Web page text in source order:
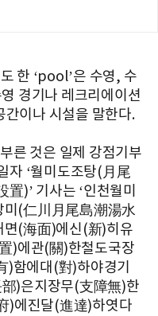
한 ‘pool’은 수영, 수
경기나 레크리에이션
간이나 시설을 말한다.
른 것은 일제 강점기부
자 ‘월미도조탕(月尾
)’ 기사는 ‘인천월미
미(仁川月尾島潮湯水
(海面)에신(新)히유
)에관(關)한철도국장
함에대(對)하야경기
)은지장무(支障無)한
)에진달(進達)하엿다